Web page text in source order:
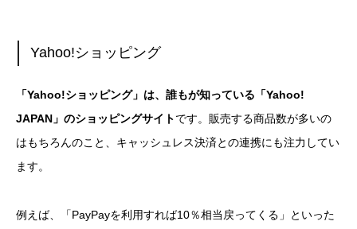
Yahoo!ショッピング
「Yahoo!ショッピング」は、誰もが知っている「Yahoo!
JAPAN」のショッピングサイトです。販売する商品数が多いの
はもちろんのこと、キャッシュレス決済との連携にも注力してい
ます。
例えば、「PayPayを利用すれば10％相当戻ってくる」といった